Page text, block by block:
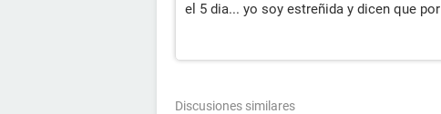
el 5 dia... yo soy estreñida y dicen que
Discusiones similares